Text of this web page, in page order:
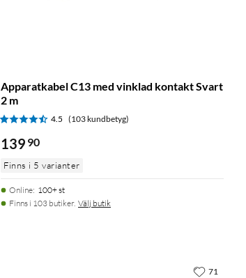
Apparatkabel C13 med vinklad kontakt Svart
2 m
4.5 (103 kundbetyg)
139 90
Finns i 5 varianter
Online: 100+ st
Finns i 103 butiker. Välj butik
71